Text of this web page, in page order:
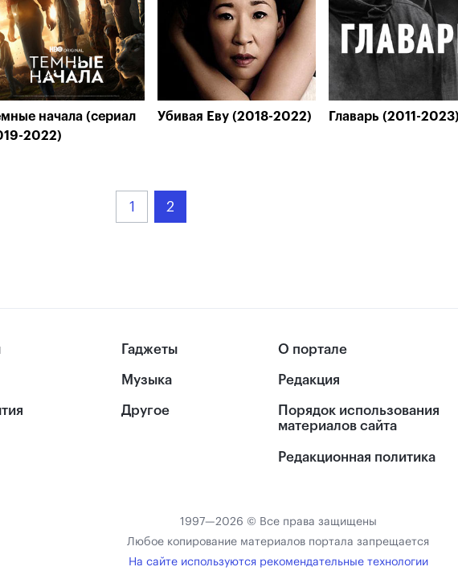
начала (сериал
2022)
Убивая Еву (2018-2022) Главарь (2011-
1 2
Гаджеты
Музыка
Другое
О портале
Редакция
Порядок использования
материалов сайта
Редакционная политика
1997—2026 © Все права защищены
Любое копирование материалов портала запрещается
На сайте используются рекомендательные технологии